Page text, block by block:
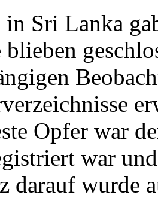
Sri Lanka
Opfer war
war
darauf wurde